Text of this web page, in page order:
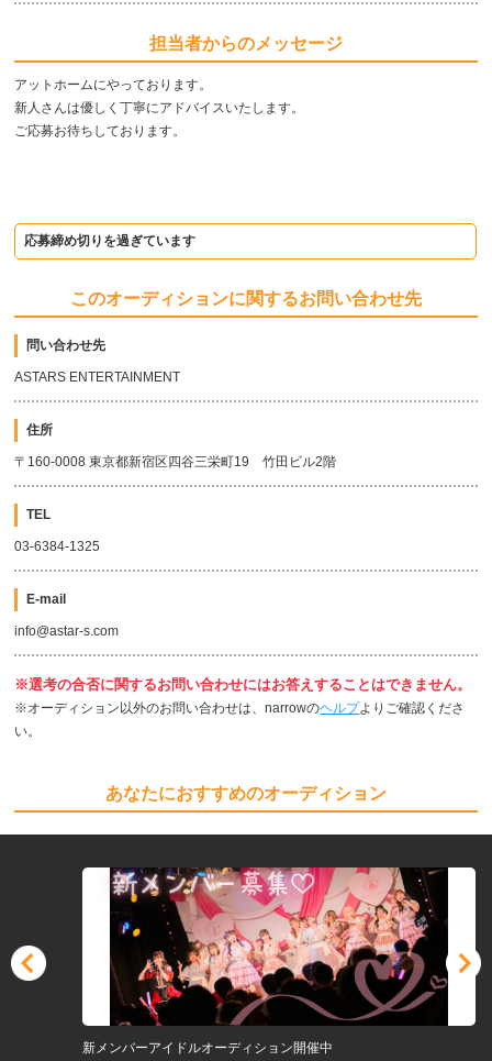
担当者からのメッセージ
アットホームにやっております。
新人さんは優しく丁寧にアドバイスいたします。
ご応募お待ちしております。
応募締め切りを過ぎています
このオーディションに関するお問い合わせ先
問い合わせ先
ASTARS ENTERTAINMENT
住所
〒160-0008 東京都新宿区四谷三栄町19 竹田ビル2階
TEL
03-6384-1325
E-mail
info@astar-s.com
※選考の合否に関するお問い合わせにはお答えすることはできません。
※オーディション以外のお問い合わせは、narrowのヘルプよりご確認くださ
い。
あなたにおすすめのオーディション
新メンバーアイドルオーディション開催中